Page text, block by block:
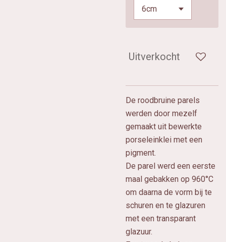
Uitverkocht
De roodbruine parels
werden door mezelf
gemaakt uit bewerkte
porseleinklei met een
pigment.
De parel werd een eerste
maal gebakken op 960°C
om daarna de vorm bij te
schuren en te glazuren
met een transparant
glazuur.